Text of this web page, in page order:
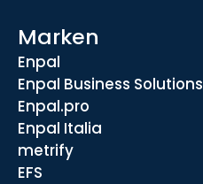
Marken
Enpal
Enpal Business Solutions
Enpal.pro
Enpal Italia
metrify
EFS